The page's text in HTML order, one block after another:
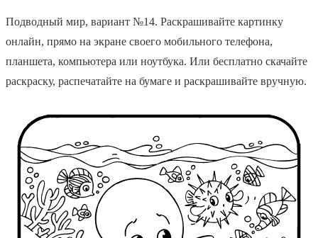
Подводный мир, вариант №14. Раскрашивайте картинку
онлайн, прямо на экране своего мобильного телефона,
планшета, компьютера или ноутбука. Или бесплатно скачайте
раскраску, распечатайте на бумаге и раскрашивайте вручную.